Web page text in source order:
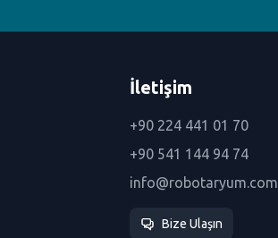
İletişim
+90 224 441 01 70
+90 541 144 94 74
info@robotaryum.com
Bize Ulaşın